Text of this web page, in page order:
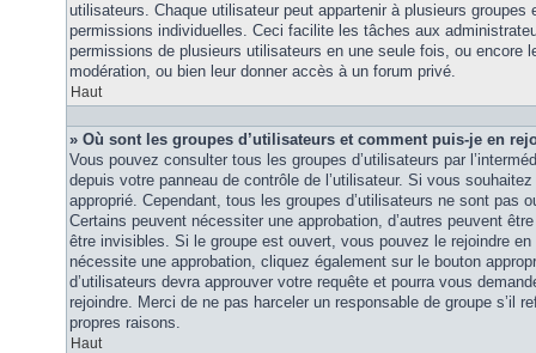
utilisateurs. Chaque utilisateur peut appartenir à plusieurs groupes
permissions individuelles. Ceci facilite les tâches aux
permissions de plusieurs utilisateurs en une seule fois, ou encore
modération, ou bien leur donner accès à un forum privé.
Haut
» Où sont les groupes d’utilisateurs et comment puis-je en
Vous pouvez consulter tous les groupes d’utilisateurs par
depuis votre panneau de contrôle de l’utilisateur. Si vous
approprié. Cependant, tous les groupes d’utilisateurs ne sont pas
Certains peuvent nécessiter une approbation, d’autres peuvent
être invisibles. Si le groupe est ouvert, vous pouvez le rejoindre en
nécessite une approbation, cliquez également sur le bouton
d’utilisateurs devra approuver votre requête et pourra vous
rejoindre. Merci de ne pas harceler un responsable de groupe s’il
propres raisons.
Haut